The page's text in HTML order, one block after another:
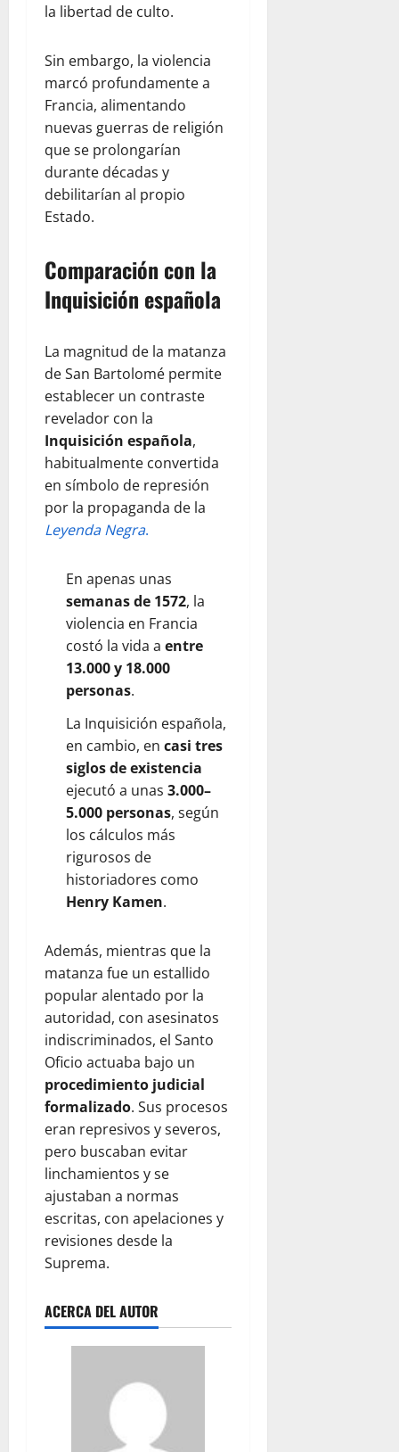
la libertad de culto.
Sin embargo, la violencia
marcó profundamente a
Francia, alimentando
nuevas guerras de religión
que se prolongarían
durante décadas y
debilitarían al propio
Estado.
Comparación con la
Inquisición española
La magnitud de la matanza
de San Bartolomé permite
establecer un contraste
revelador con la
Inquisición española,
habitualmente convertida
en símbolo de represión
por la propaganda de la
Leyenda Negra.
En apenas unas
semanas de 1572, la
violencia en Francia
costó la vida a entre
13.000 y 18.000
personas.
La Inquisición española,
en cambio, en casi tres
siglos de existencia
ejecutó a unas 3.000–
5.000 personas, según
los cálculos más
rigurosos de
historiadores como
Henry Kamen.
Además, mientras que la
matanza fue un estallido
popular alentado por la
autoridad, con asesinatos
indiscriminados, el Santo
Oficio actuaba bajo un
procedimiento judicial
formalizado. Sus procesos
eran represivos y severos,
pero buscaban evitar
linchamientos y se
ajustaban a normas
escritas, con apelaciones y
revisiones desde la
Suprema.
ACERCA DEL AUTOR